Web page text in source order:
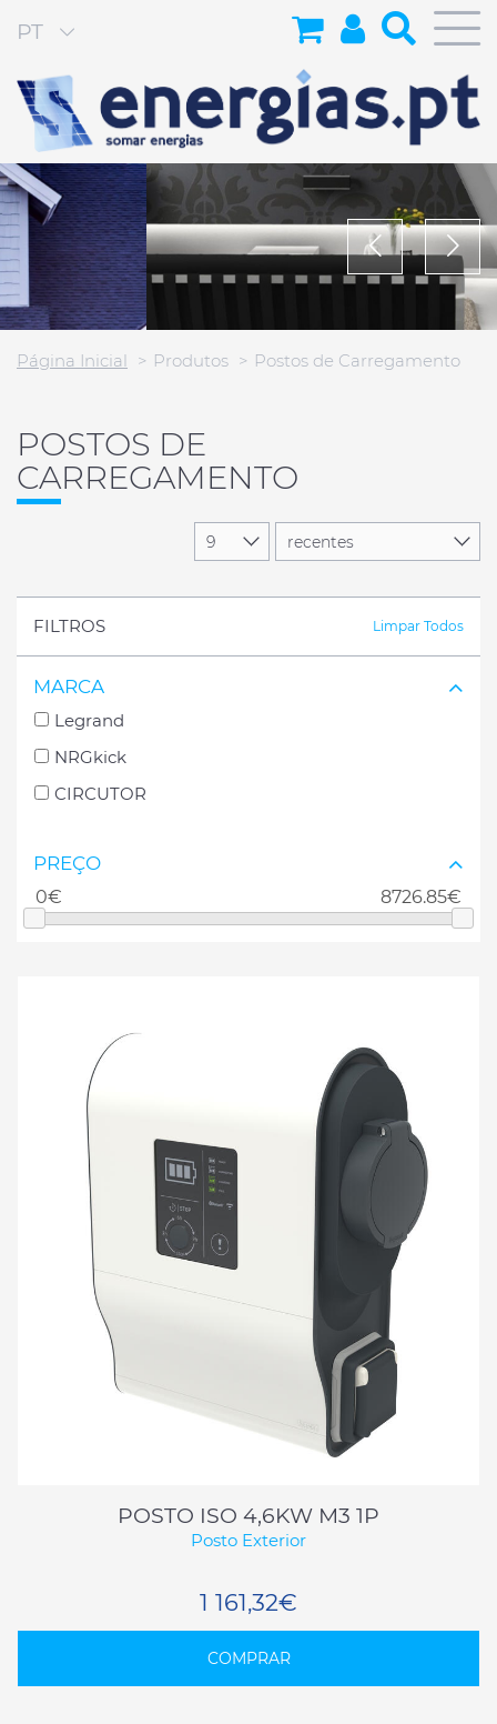
PT
Página Inicial Produtos Postos de Carregamento
POSTOS DE
CARREGAMENTO
FILTROS Limpar Todos
MARCA
Legrand
NRGkick
CIRCUTOR
PREÇO
POSTO ISO 4,6KW M3 1P
Posto Exterior
1 161,32€
COMPRAR